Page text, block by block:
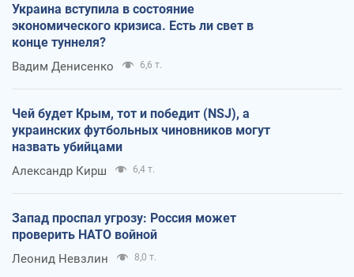
Украина вступила в состояние
экономического кризиса. Есть ли свет в
конце туннеля?
Вадим Денисенко 6,6 т.
Чей будет Крым, тот и победит (NSJ), а
украинских футбольных чиновников могут
назвать убийцами
Александр Кирш 6,4 т.
Запад проспал угрозу: Россия может
проверить НАТО войной
Леонид Невзлин 8,0 т.